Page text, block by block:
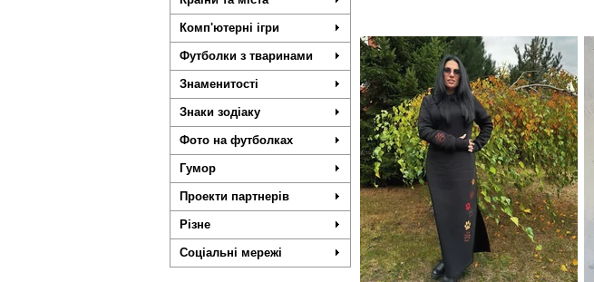
Комп'ютерні ігри
Футболки з тваринами
Знаменитості
Знаки зодіаку
Фото на футболках
Гумор
Проекти партнерів
Різне
Соціальні мережі